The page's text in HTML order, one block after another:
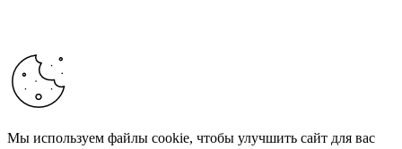
Мы используем файлы cookie, чтобы улучшить сайт для вас